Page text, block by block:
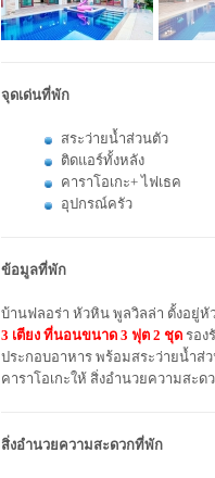
จุดเด่นที่พัก
สระว่ายน้ำส่วนตัว
ติดแอร์ทั้งหลัง
คาราโอเกะ+ ไฟเธค
อุปกรณ์ครัว
ข้อมูลที่พัก
บ้านฟลอร่า หัวหิน พูลวิลล่า ตั้งอยู่
3 เตียง ที่นอนขนาด 3 ฟุต 2 ชุด รอง
ประกอบอาหาร พร้อมสระว่ายน้ำส่
คาราโอเกะให้ สิ่งอำนวยความสะ
สิ่งอำนวยความสะดวกที่พัก